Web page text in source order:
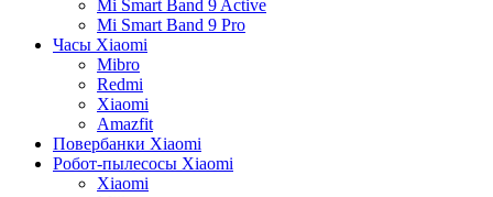
Mi Smart Band 9 Active
Mi Smart Band 9 Pro
Часы Xiaomi
Mibro
Redmi
Xiaomi
Amazfit
Повербанки Xiaomi
Робот-пылесосы Xiaomi
Xiaomi